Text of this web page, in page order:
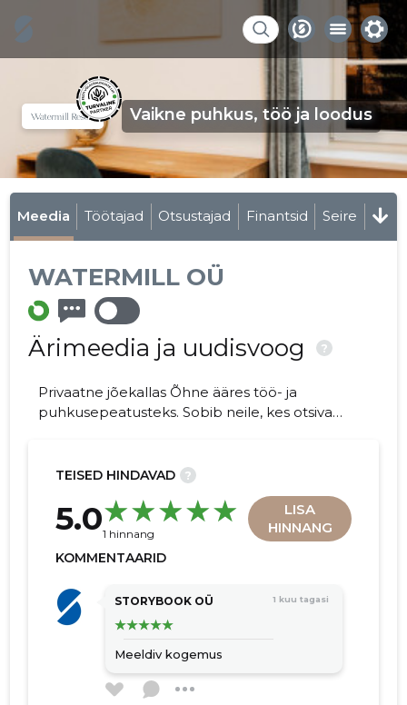
Vaikne puhkus, töö ja loodus
Meedia Töötajad Otsustajad Finantsid Seire
WATERMILL OÜ
Ärimeedia ja uudisvoog ?
Privaatne jõekallas Õhne ääres töö- ja
puhkusepeatusteks. Sobib neile, kes otsivad
TEISED HINDAVAD ?
5.01 hinnang
LISA
HINNANG
KOMMENTAARID
STORYBOOK OÜ 1 kuu tagasi
Meeldiv kogemus